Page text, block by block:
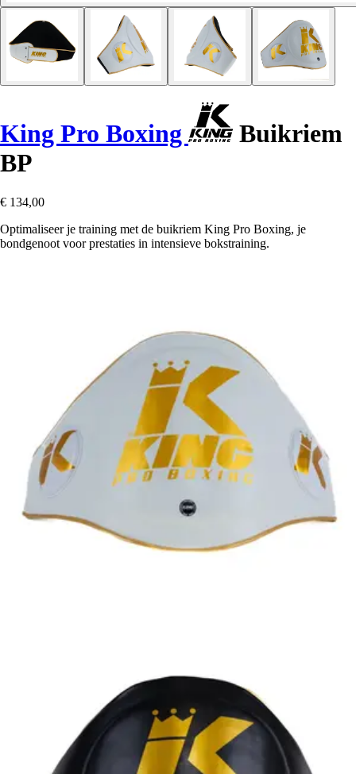
King Pro Boxing
Buikriem
BP
€ 134,00
Optimaliseer je training met de buikriem King Pro Boxing, je
bondgenoot voor prestaties in intensieve bokstraining.